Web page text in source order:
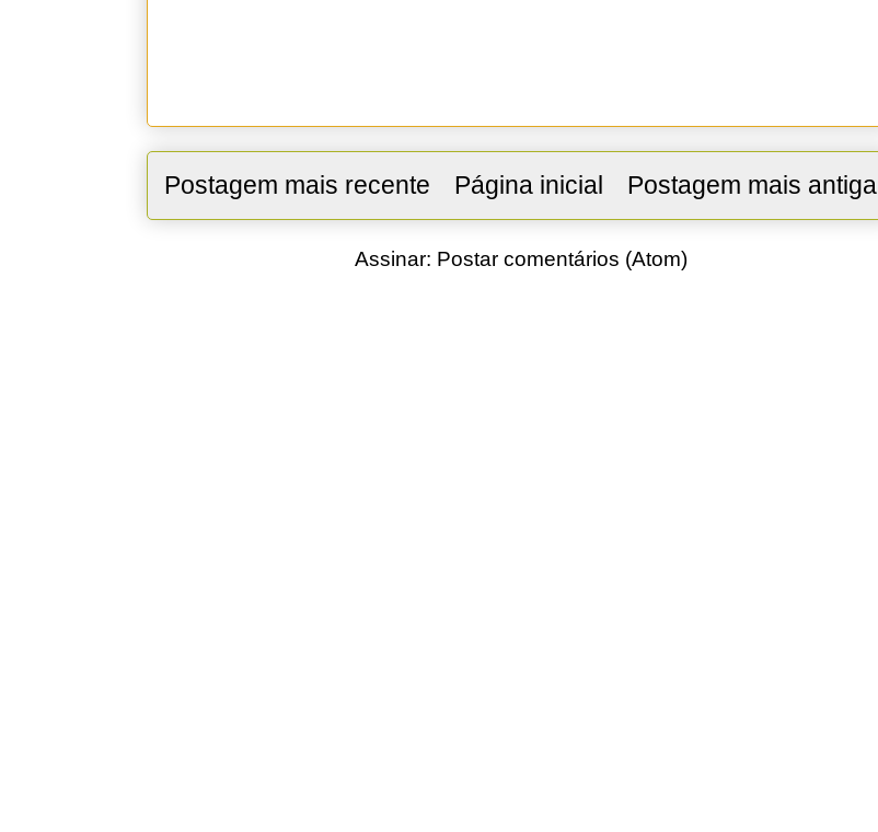
Postagem mais recente Postagem mais antiga
Página inicial
Assinar: Postar comentários (Atom)